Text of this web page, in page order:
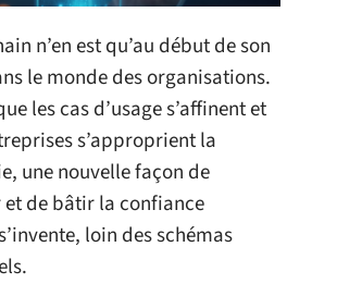
n’en est qu’au début de son
le monde des organisations.
les cas d’usage s’affinent et
s’approprient la
une nouvelle façon de
de bâtir la confiance
loin des schémas